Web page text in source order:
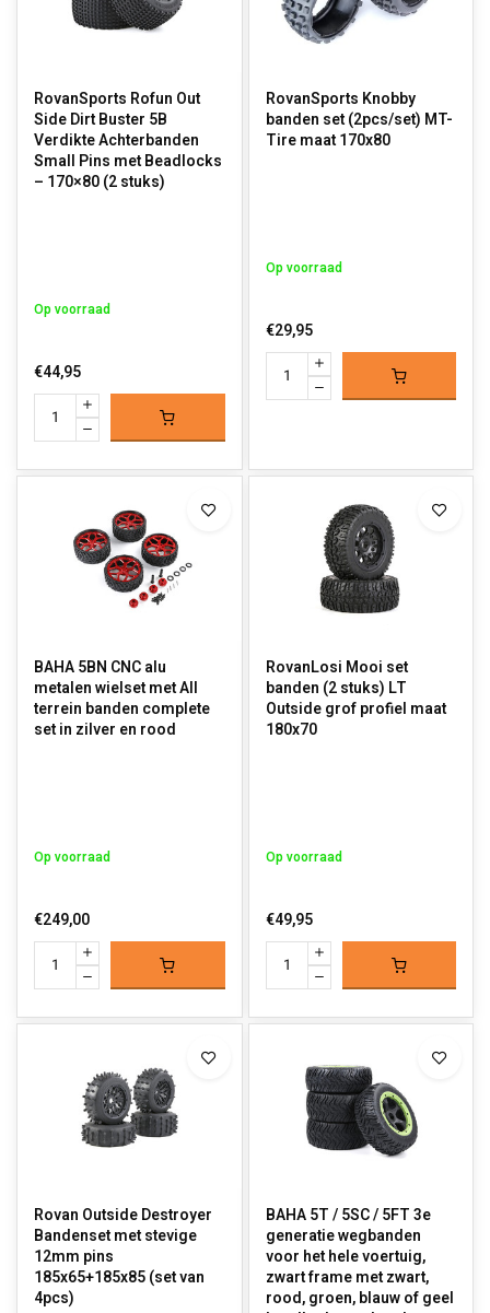
RovanSports Rofun Out
Side Dirt Buster 5B
Verdikte Achterbanden
Small Pins met Beadlocks
– 170×80 (2 stuks)
Op voorraad
€44,95
RovanSports Knobby
banden set (2pcs/set) MT-
Tire maat 170x80
Op voorraad
€29,95
BAHA 5BN CNC alu
metalen wielset met All
terrein banden complete
set in zilver en rood
Op voorraad
€249,00
RovanLosi Mooi set
banden (2 stuks) LT
Outside grof profiel maat
180x70
Op voorraad
€49,95
Rovan Outside Destroyer
Bandenset met stevige
12mm pins
185x65+185x85 (set van
4pcs)
BAHA 5T / 5SC / 5FT 3e
generatie wegbanden
voor het hele voertuig,
zwart frame met zwart,
rood, groen, blauw of geel